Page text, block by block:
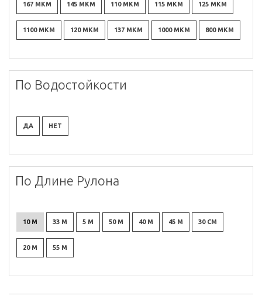
167 МКМ 145 МКМ 110 МКМ 115 МКМ 125 МКМ
1100 МКМ 120 МКМ 137 МКМ 1000 МКМ 800 МКМ
По Водостойкости
ДА НЕТ
По Длине Рулона
10 М 33 М 5 М 50 М 40 М 45 М 30 СМ
20 М 55 М